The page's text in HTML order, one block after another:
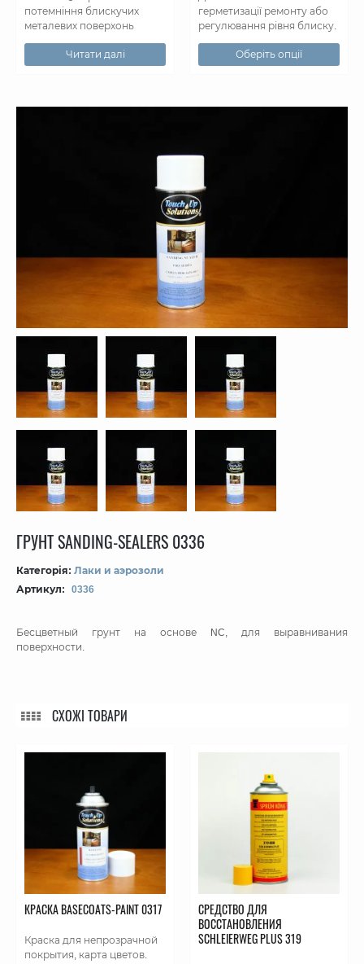
потемніння блискучих
металевих поверхонь
Читати далі
герметизації ремонту або
регулювання рівня блиску.
Оберіть опції
ГРУНТ SANDING-SEALERS 0336
Категорія: Лаки и аэрозоли
Артикул:
0336
Бесцветный грунт на основе NC, для выравнивания
поверхности.
СХОЖІ ТОВАРИ
КРАСКА BASECOATS-PAINT 0317
Краска для непрозрачной
покрытия, карта цветов.
СРЕДСТВО ДЛЯ
ВОССТАНОВЛЕНИЯ
SCHLEIERWEG PLUS 319